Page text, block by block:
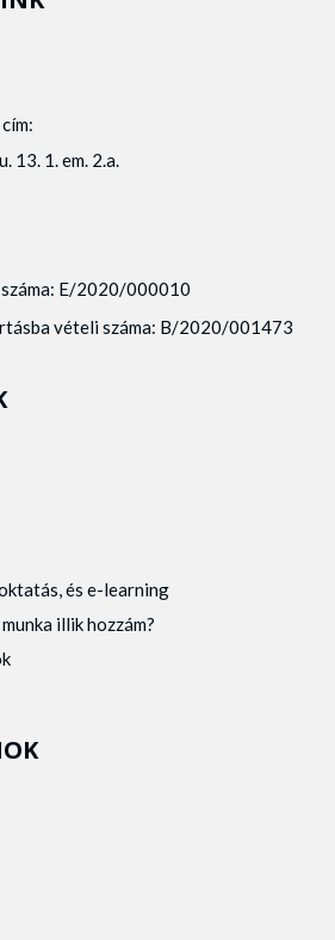
13. 1. em. 2.a.
E/2020/000010
vételi száma: B/2020/001473
és e-learning
illik hozzám?